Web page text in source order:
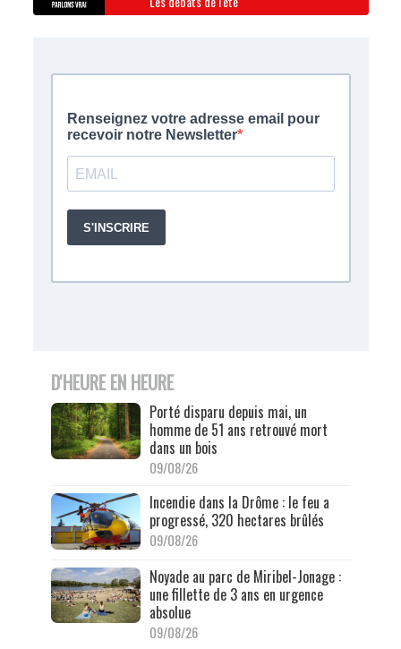
D'HEURE EN HEURE
Porté disparu depuis mai, un
homme de 51 ans retrouvé mort
dans un bois
09/08/26
Incendie dans la Drôme : le feu a
progressé, 320 hectares brûlés
09/08/26
Noyade au parc de Miribel-Jonage :
une fillette de 3 ans en urgence
absolue
09/08/26